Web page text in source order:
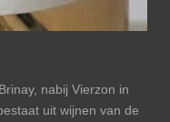
nabij Vierzon in
uit wijnen van de